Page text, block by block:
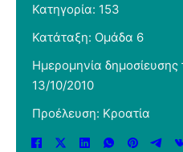
Κατηγορία: 153
Κατάταξη: Ομάδα 6
Ημερομηνία
13/10/2010
Προέλευση: Κροατία